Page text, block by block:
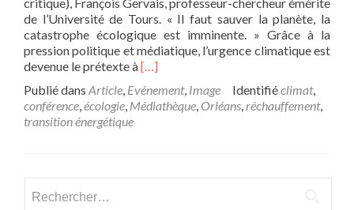
de l’Université de Tours. « Il faut sauver la planète, la
catastrophe écologique est imminente. » Grâce à la
pression politique et médiatique, l’urgence climatique est
devenue le prétexte àEn
plus
surConférence
à
[…]
Publié dans Article, Evénement, Image Identifiéclimat,
conférence,écologie, Médiathèque, Orléans,réchauffement,
transition énergétique